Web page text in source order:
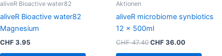
aliveR Bioactive water82
aliveR Bioactive water82
Magnesium
CHF3.95
Aktionen
aliveR microbiome synbiotics
12 x 500ml
CHF47.40CHF36.00